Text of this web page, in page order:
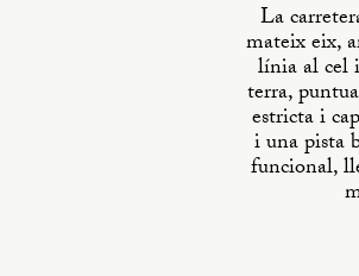
La
mateix eix,
línia al cel
terra,
estricta i
i una pista
funcional,